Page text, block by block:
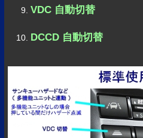
VDC 自動切替
DCCD 自動切替